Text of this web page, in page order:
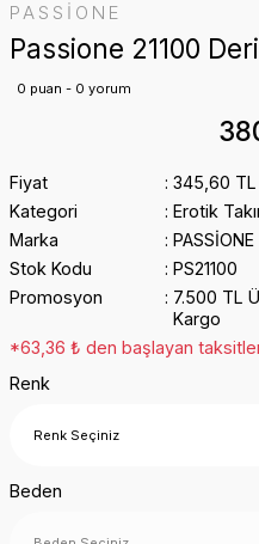
PASSİONE
Passione 21100
0 puan - 0 yorum
Fiyat
345,60 TL
Kategori
Erotik
Marka
PASSİONE
Stok Kodu
PS21100
Promosyon
7.500 TL
Kargo
*63,36 ₺ den başlayan
Renk
Beden